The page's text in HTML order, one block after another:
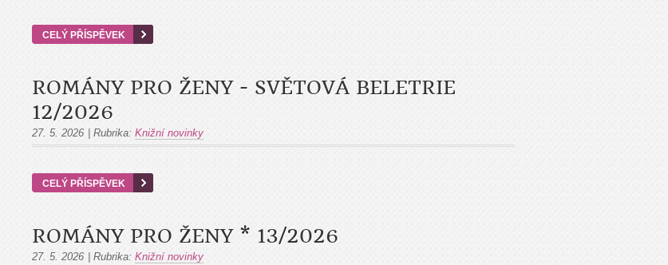
CELÝ PŘÍSPĚVEK
ROMÁNY PRO ŽENY - SVĚTOVÁ BELETRIE
12/2026
27. 5. 2026 Rubrika: Knižní novinky
CELÝ PŘÍSPĚVEK
ROMÁNY PRO ŽENY * 13/2026
27. 5. 2026 Rubrika: Knižní novinky